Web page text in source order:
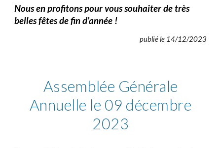
Nous en profitons pour vous souhaiter de très
belles fêtes de fin d’année !
publié le 14/12/2023
Assemblée Générale
Annuelle le 09 décembre
2023